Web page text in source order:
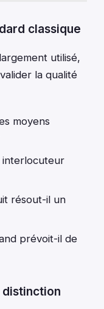
classique
utilisé,
la qualité
moyens
interlocuteur
résout-il un
prévoit-il de
distinction